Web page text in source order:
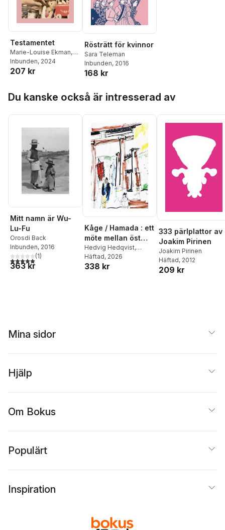
Testamentet
Marie-Louise Ekman,
Lars Strannegård
Teleman
Inbunden, 2024
207 kr
Rösträtt för kvinnor
Sara Teleman
Inbunden, 2016
168 kr
Du kanske också är intresserad av
Mitt namn är Wu-
Lu-Fu
Orosdi Back
Inbunden, 2016
5,0utav 5 stjärnor. Totalt antal röster:
(1)
363 kr
Kåge / Hamada : ett
möte mellan öst
och väst formges
Hedvig Hedqvist,
Gustaf Kjellin
Häftad, 2026
338 kr
333 pärlplattor av
Joakim Pirinen
Joakim Pirinen
Häftad, 2012
209 kr
Mina sidor
Hjälp
Om Bokus
Populärt
Inspiration